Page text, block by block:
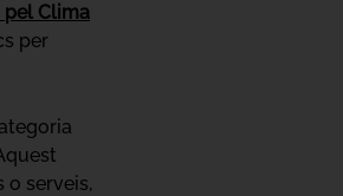
pel Clima
per
serveis,